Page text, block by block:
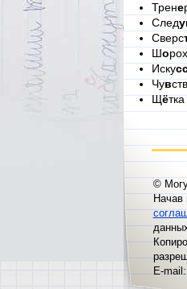
Трене
След
Сверс
Шо
Иску
Чув
Щё
©
Начав
E-